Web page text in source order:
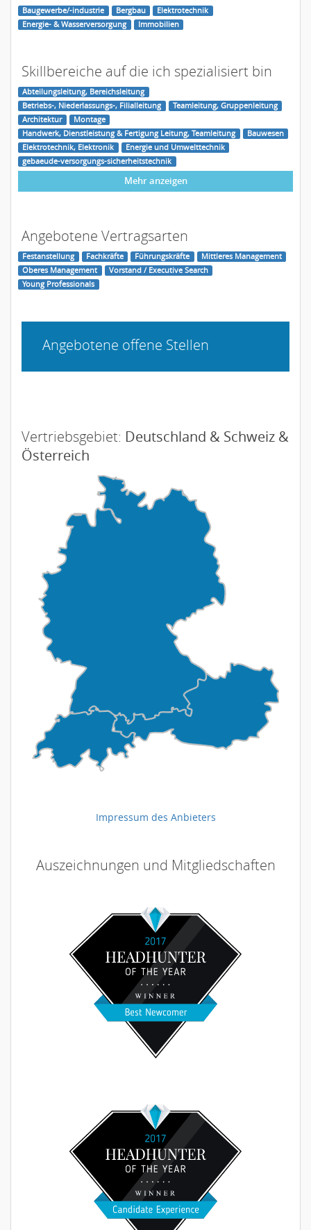
Baugewerbe/-industrie Bergbau
Elektrotechnik
Energie- & Wasserversorgung
Immobilien
Skillbereiche auf die ich spezialisiert bin
Abteilungsleitung, Bereichsleitung
Betriebs-, Niederlassungs-, Filialleitung
Teamleitung, Gruppenleitung
Architektur
Montage
Handwerk, Dienstleistung & Fertigung Leitung, Teamleitung
Bauwesen
Elektrotechnik, Elektronik
Energie und Umwelttechnik
gebaeude-versorgungs-sicherheitstechnik
Mehr anzeigen
Angebotene Vertragsarten
Festanstellung Fachkräfte Führungskräfte
Mittleres Management
Oberes Management
Vorstand / Executive Search
Young Professionals
Angebotene offene Stellen
Vertriebsgebiet: Deutschland & Schweiz &
Österreich
Impressum des Anbieters
Auszeichnungen und Mitgliedschaften